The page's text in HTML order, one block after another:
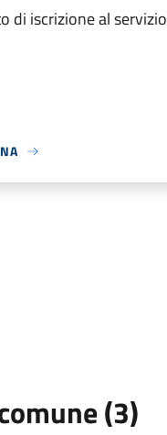
di iscrizione al servizio
(3)